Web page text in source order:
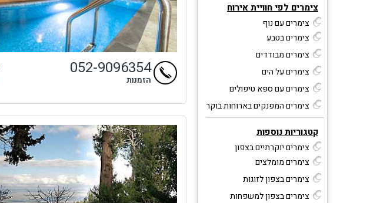
צימרים לפי חוויית אירוח
צימרים עם נוף
צימרים בטבע
צימרים מבודדים
צימרים על הים
צימרים עם ספא טיפולים
צימרים המפנקים בארוחות בוקר
קטגוריות נוספות
צימרים יוקרתיים בצפון
צימרים מומלצים
צימרים בצפון לזוגות
צימרים בצפון למשפחות
052-9096354
הזמנות